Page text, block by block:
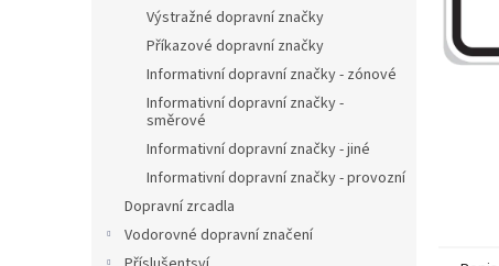
Výstražné dopravní značky
Příkazové dopravní značky
Informativní dopravní značky - zónové
Informativní dopravní značky -
směrové
Informativní dopravní značky - jiné
Informativní dopravní značky - provozní
Dopravní zrcadla
Vodorovné dopravní značení